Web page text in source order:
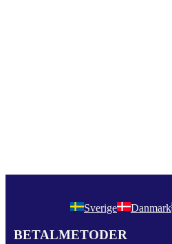
Sverige Danmark
BETALMETODER